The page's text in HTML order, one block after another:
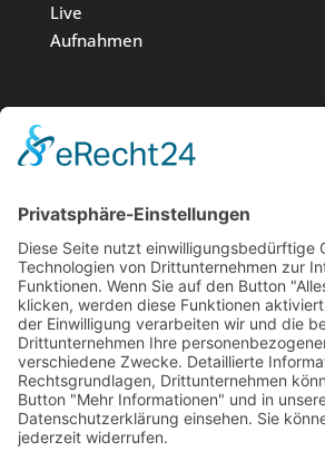
Live
Aufnahmen
Medien
News
Kontakt
Impressum
Datenschutz